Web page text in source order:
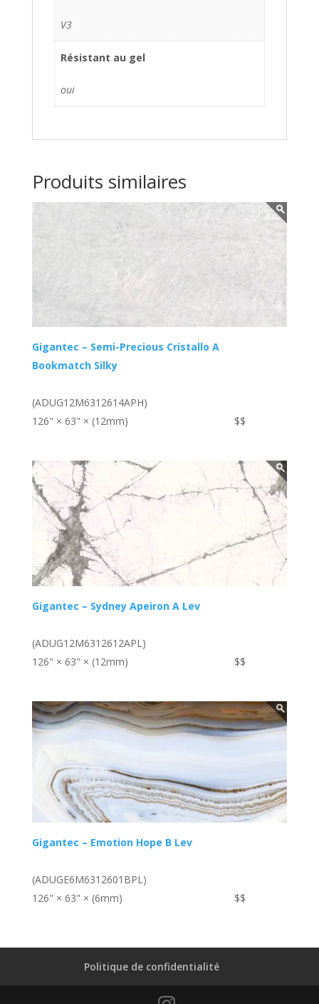
V3
Résistant au gel
oui
Produits similaires
Gigantec – Semi-Precious Cristallo A
Bookmatch Silky
(ADUG12M6312614APH)
126" × 63" × (12mm)
$$
Gigantec – Sydney Apeiron A Lev
(ADUG12M6312612APL)
126" × 63" × (12mm)
$$
Gigantec – Emotion Hope B Lev
(ADUGE6M6312601BPL)
126" × 63" × (6mm)
$$
Politique de confidentialité